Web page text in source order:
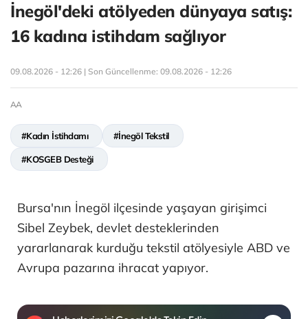
İnegöl'deki atölyeden dünyaya satış:
16 kadına istihdam sağlıyor
09.08.2026 - 12:26 | Son Güncellenme: 09.08.2026 - 12:26
AA
#Kadın İstihdamı #İnegöl Tekstil
#KOSGEB Desteği
Bursa'nın İnegöl ilçesinde yaşayan girişimci
Sibel Zeybek, devlet desteklerinden
yararlanarak kurduğu tekstil atölyesiyle ABD ve
Avrupa pazarına ihracat yapıyor.